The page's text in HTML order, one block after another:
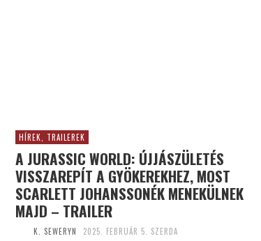
HÍREK, TRAILEREK
A JURASSIC WORLD: ÚJJÁSZÜLETÉS
VISSZAREPÍT A GYÖKEREKHEZ, MOST
SCARLETT JOHANSSONÉK MENEKÜLNEK
MAJD – TRAILER
K. SEWERYN 2025. FEBRUÁR 5. SZERDA